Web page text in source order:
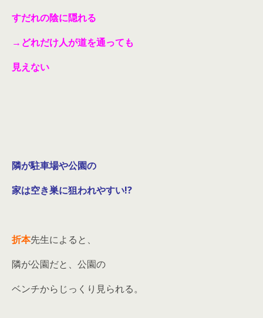
すだれの陰に隠れる
→どれだけ人が道を通っても
見えない
隣が駐車場や公園の
家は空き巣に狙われやすい!?
折本先生によると、
隣が公園だと、公園の
ベンチからじっくり見られる。